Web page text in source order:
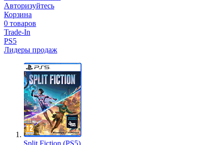
Авторизуйтесь
Корзина
0 товаров
Trade-In
PS5
Лидеры продаж
Split Fiction (PS5)